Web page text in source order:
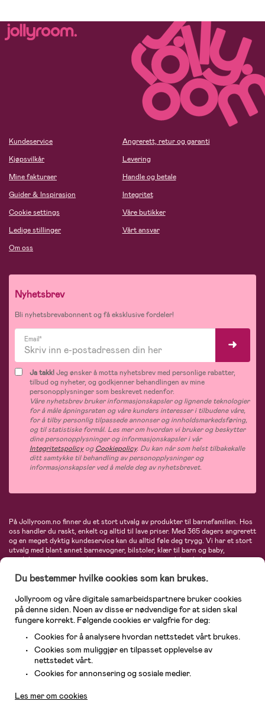
Kundeservice
Kjøpsvilkår
Mine fakturaer
Guider & Inspirasjon
Cookie settings
Ledige stillinger
Om oss
Angrerett, retur og garanti
Levering
Handle og betale
Integritet
Våre butikker
Vårt ansvar
Nyhetsbrev
Bli nyhetsbrevabonnent og få eksklusive fordeler!
Email*
Ja takk!Jeg ønsker å motta nyhetsbrev med personlige rabatter,
tilbud og nyheter, og godkjenner behandlingen av mine
personopplysninger som beskrevet nedenfor.
Våre nyhetsbrev bruker informasjonskapsler og lignende teknologier
for å måle åpningsraten og våre kunders interesser i tilbudene våre,
for å tilby personlig tilpassede annonser og innholdsmarkedsføring,
og til statistiske formål. Les mer om hvordan vi bruker og beskytter
dine personopplysninger og informasjonskapsler i vår
IntegritetspolicyogCookiepolicy. Du kan når som helst tilbakekalle
ditt samtykke til behandling av personopplysninger og
informasjonskapsler ved å melde deg av nyhetsbrevet.
På Jollyroom.no finner du et stort utvalg av produkter til barnefamilien. Hos
oss handler du raskt, enkelt og alltid til lave priser. Med 365 dagers angrerett
og en meget dyktig kundeservice kan du alltid føle deg trygg. Vi har et stort
utvalg med blant annet barnevogner, bilstoler, klær til barn og baby,
produkter til mor, mengder av inspirerende interiør, leker, babyustyr og mye
Maxi-Cosi, Baby Jogger, BabyBjörn, Didriksons, KidKraft, Ergobaby, Philips
største nettbutikk for barn og baby!
Du bestemmer hvilke cookies som kan brukes.
Jollyroom og våre digitale samarbeidspartnere bruker cookies
på denne siden. Noen av disse er nødvendige for at siden skal
fungere korrekt. Følgende cookies er valgfrie for deg:
Cookies for å analysere hvordan nettstedet vårt brukes.
Cookies som muliggjør en tilpasset opplevelse av
nettstedet vårt.
Cookies for annonsering og sosiale medier.
Les mer om cookies